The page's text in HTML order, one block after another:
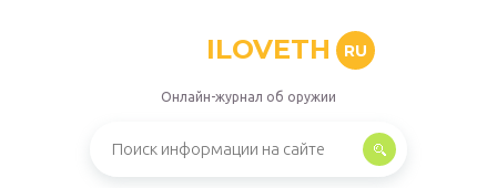
ILOVETH RU
Онлайн-журнал об оружии